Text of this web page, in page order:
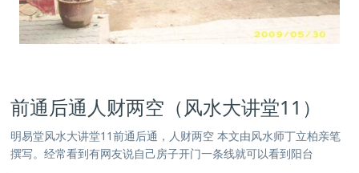
前通后通人财两空（风水大讲堂11）
明易堂风水大讲堂11前通后通，人财两空 本文由风水师丁立柏亲笔
撰写。经常看到有网友说自己房子开门一条线就可以看到阳台